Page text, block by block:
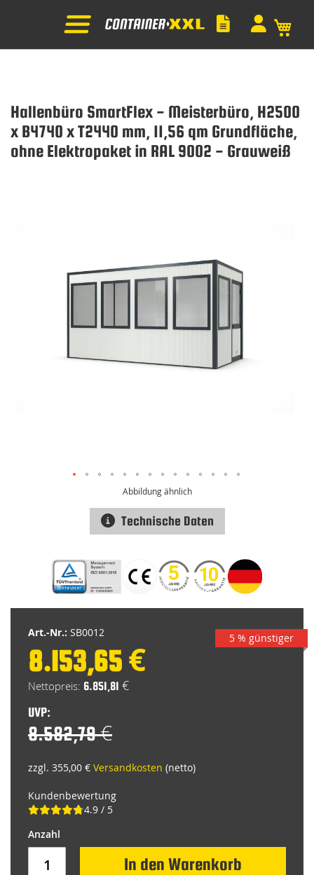
Hallenbüro SmartFlex - Meisterbüro, H2500
x B4740 x T2440 mm, 11,56 qm Grundfläche,
ohne Elektropaket in RAL 9002 - Grauweiß
Art.-Nr.: SB0012
Special
Price
8.153,65 €
6.851,81 €
UVP:
8.582,79 €
zzgl. 355,00 € Versandkosten (netto)
Kundenbewertung
4.9 / 5
In den Warenkorb
5 % günstiger
Abbildung ähnlich
Technische Daten
Bildgalerie
springen